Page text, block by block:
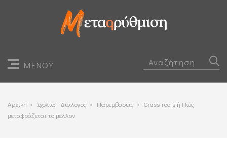
ΜΕΝΟΥ
Αρχικη > Σχολια - Διαλογος > Παρεμβασεις > Grass-roots ή Πώς
μεταφράζεται το μέλλον